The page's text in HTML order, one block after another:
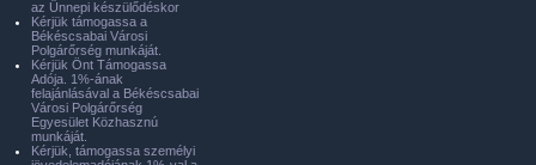
az Ünnepi készülődéskor
Kérjük támogassa a
Békéscsabai Városi
Polgárőrség munkáját.
Kérjük Önt Támogassa
Adója. 1%-ának
felajánlásával a Békéscsabai
Városi Polgárőrség
Egyesület Közhasznú
munkáját.
Kérjük, támogassa személyi